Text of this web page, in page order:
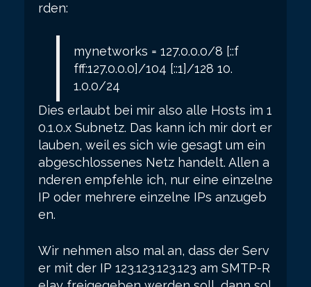
rden:
mynetworks = 127.0.0.0/8 [::f
fff:127.0.0.0]/104 [::1]/128 10.
1.0.0/24
Dies erlaubt bei mir also alle Hosts im 1
0.1.0.x Subnetz. Das kann ich mir dort er
lauben, weil es sich wie gesagt um ein
abgeschlossenes Netz handelt. Allen a
nderen empfehle ich, nur eine einzelne
IP oder mehrere einzelne IPs anzugeb
en.
Wir nehmen also mal an, dass der Serv
er mit der IP 123.123.123.123 am SMTP-R